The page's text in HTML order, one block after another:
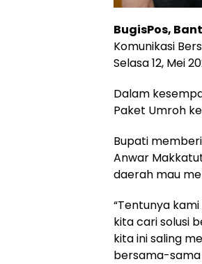
BugisPos,
Komunikasi
Selasa 12, Mei
Dalam
Paket Umroh
Bupati
Anwar
daerah mau
“Tentunya
kita cari solusi
kita ini saling
bersama-sama